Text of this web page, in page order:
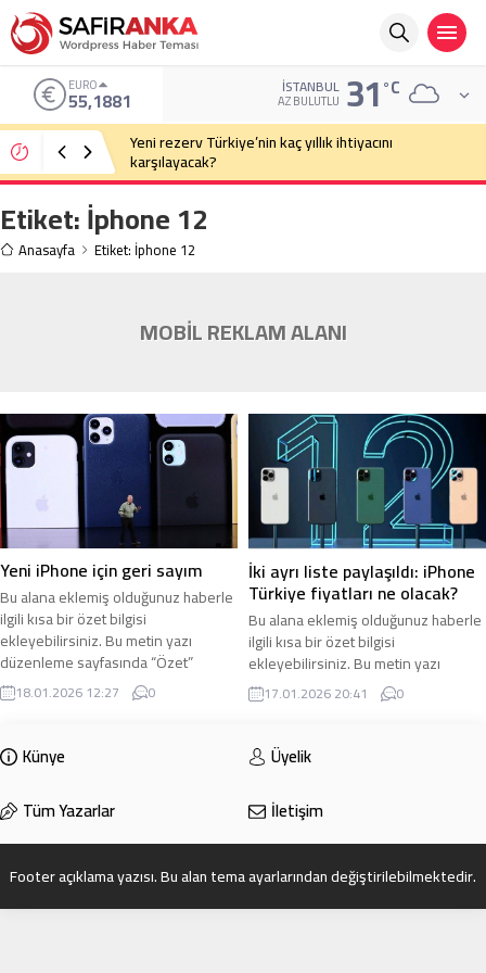
EURO
55,1881 İSTANBUL
AZ BULUTLU 31°C
Yeni rezerv Türkiye’nin kaç yıllık ihtiyacını
karşılayacak?
Etiket:İphone 12
Anasayfa Etiket: İphone 12
MOBİL REKLAM ALANI
Yeni iPhone için geri sayım
Bu alana eklemiş olduğunuz haberle
ilgili kısa bir özet bilgisi
ekleyebilirsiniz. Bu metin yazı
düzenleme sayfasında “Özet”
bölümünden eklenebilir. Özet
eklenmişse başlık altında kalın
eklenmemişse bu alan boş kalır.
18.01.2026 12:27 0
İki ayrı liste paylaşıldı: iPhone
Türkiye fiyatları ne olacak?
Bu alana eklemiş olduğunuz haberle
ilgili kısa bir özet bilgisi
ekleyebilirsiniz. Bu metin yazı
düzenleme sayfasında “Özet”
bölümünden eklenebilir. Özet
olarak bu şekilde gösterilir,
eklenmemişse bu alan boş kalır.
17.01.2026 20:41 0
Künye
Üyelik
Tüm Yazarlar
İletişim
Footer açıklama yazısı. Bu alan tema ayarlarından değiştirilebilmektedir.